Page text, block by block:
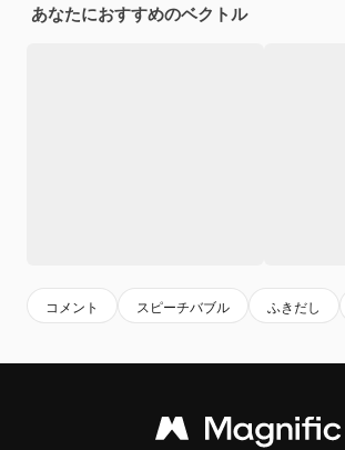
あなたにおすすめのベクトル
コメント スピーチバブル ふきだし